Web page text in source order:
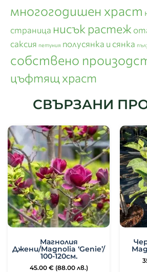
многогодишен храст
страница нисък растеж
саксия петуния полусянка и сянка
собствено
цъфтящ храст
СВЪРЗАНИ
Магнолия
Джени/Magnolia ‘Genie’/
100-120см.
45.00 € (88.00 лв.)